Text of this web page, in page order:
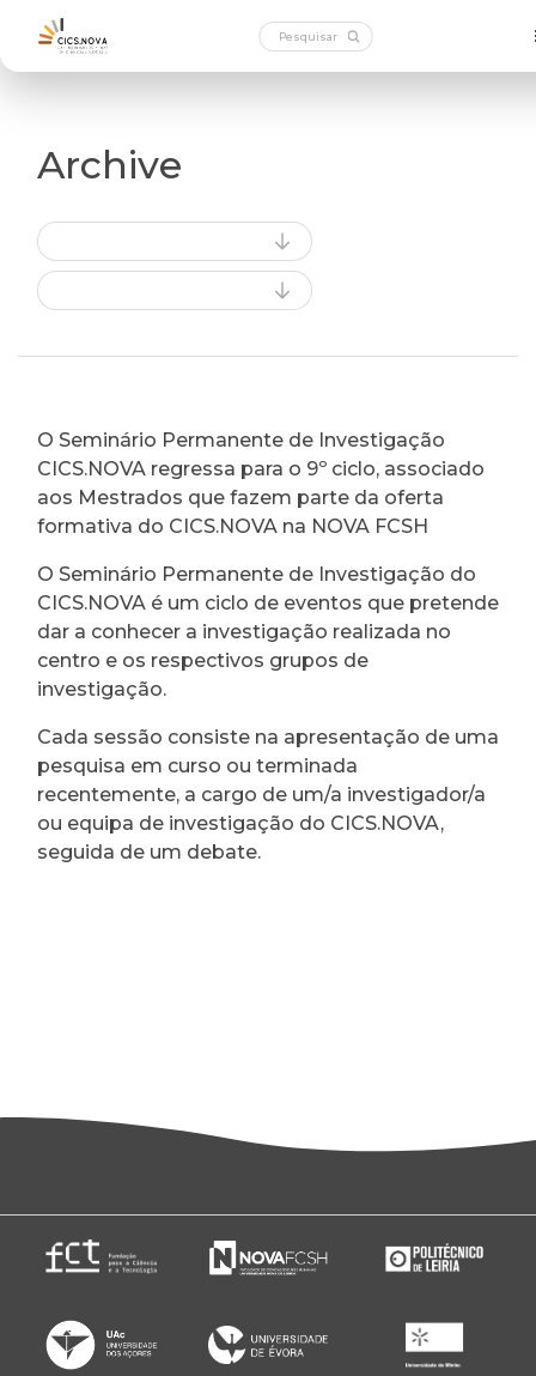
Archive
O Seminário Permanente de Investigação
CICS.NOVA regressa para o 9º ciclo, associado
aos Mestrados que fazem parte da oferta
formativa do CICS.NOVA na NOVA FCSH
O Seminário Permanente de Investigação do
CICS.NOVA é um ciclo de eventos que pretende
dar a conhecer a investigação realizada no
centro e os respectivos grupos de
investigação.
Cada sessão consiste na apresentação de uma
pesquisa em curso ou terminada
recentemente, a cargo de um/a investigador/a
ou equipa de investigação do CICS.NOVA,
seguida de um debate.